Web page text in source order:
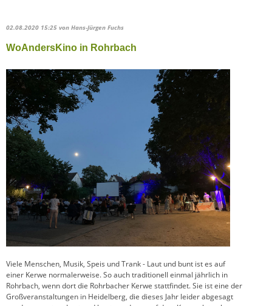
02.08.2020 15:25 von Hans-Jürgen Fuchs
WoAndersKino in Rohrbach
Viele Menschen, Musik, Speis und Trank - Laut und bunt ist es auf
einer Kerwe normalerweise. So auch traditionell einmal jährlich in
Rohrbach, wenn dort die Rohrbacher Kerwe stattfindet. Sie ist eine der
Großveranstaltungen in Heidelberg, die dieses Jahr leider abgesagt